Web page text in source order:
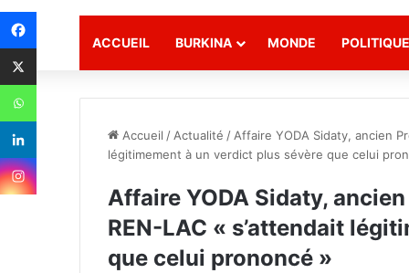
ACCUEIL BURKINA MONDE POLITIQUE
Accueil / Actualité / Affaire YODA Sidaty, ancien
légitimement à un verdict plus sévère que celui
Affaire YODA Sidaty,
REN-LAC « s’attendait
que celui prononcé »